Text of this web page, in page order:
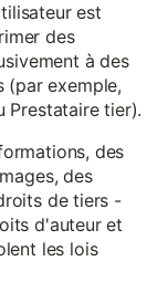
est
des
à des
(par exemple,
Prestataire tier).
des
des
de tiers -
d'auteur et
les lois